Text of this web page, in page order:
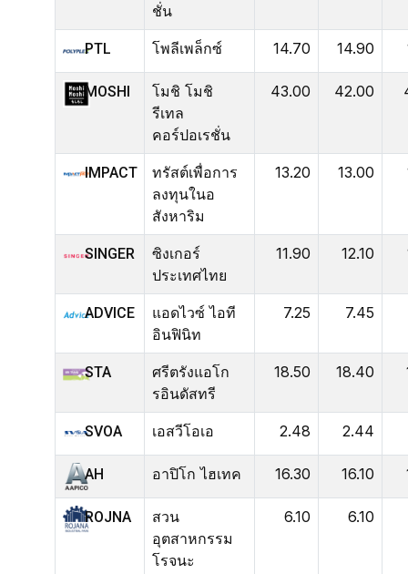
ชั่น
PTL โพลีเพล็กซ์ 14.70 14.90
MOSHI
โมชิ โมชิ
รีเทล
คอร์ปอเรชั่น
43.00 42.00
IMPACT
ทรัสต์เพื่อการ
ลงทุนในอ
สังหาริม
13.20 13.00
SINGER
ซิงเกอร์
ประเทศไทย
11.90 12.10
ADVICE
แอดไวซ์ ไอที
อินฟินิท
7.25 7.45
STA
ศรีตรังแอโก
รอินดัสทรี
18.50 18.40
SVOA เอสวีโอเอ 2.48 2.44
AH อาปิโก ไฮเทค 16.30 16.10
ROJNA
สวน
อุตสาหกรรม
โรจนะ
6.10 6.10